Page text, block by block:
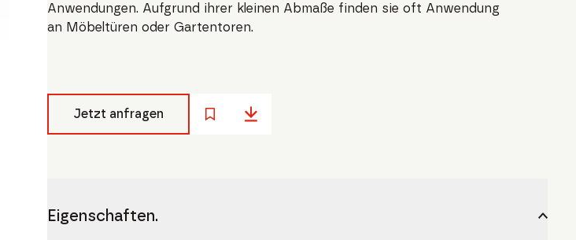
Anwendungen. Aufgrund ihrer kleinen Abmaße finden sie oft Anwendung
an Möbeltüren oder Gartentoren.
Jetzt anfragen
Eigenschaften.